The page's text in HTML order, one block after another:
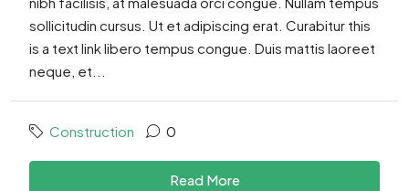
sollicitudin cursus. Ut et adipiscing erat. Curabitur this
is a text link libero tempus congue. Duis mattis laoreet
neque, et...
Construction 0
Read More